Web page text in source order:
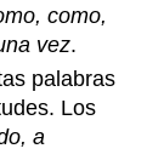
como,
vez.
palabras
Los
a